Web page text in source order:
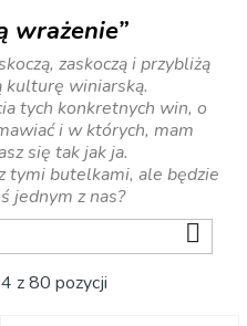
wrażenie”
zaskoczą i przybliżą
kulturę winiarską.
tych konkretnych win, o
i w których, mam
się tak jak ja.
tymi butelkami, ale będzie
jednym z nas?

z 80 pozycji